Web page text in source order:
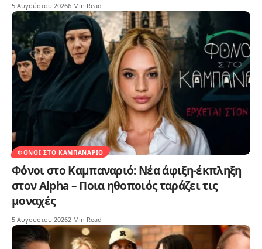
5 Αυγούστου 20266 Min Read
ΦΌΝΟΙ ΣΤΟ ΚΑΜΠΑΝΑΡΙΌ
Φόνοι στο Καμπαναριό: Νέα άφιξη-έκπληξη
στον Alpha – Ποια ηθοποιός ταράζει τις
μοναχές
5 Αυγούστου 20262 Min Read